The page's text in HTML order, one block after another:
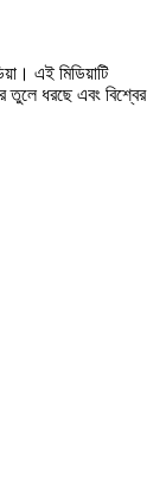
এই মিডিয়াটি
তুলে ধরছে এবং বিশ্বের